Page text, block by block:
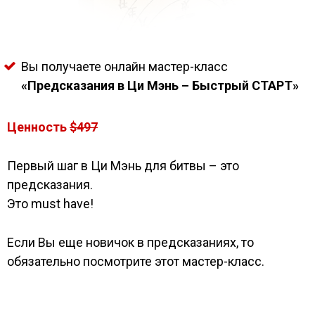
Вы получаете онлайн мастер-класс
«Предсказания в Ци Мэнь – Быстрый СТАРТ»
Ценность$497
Первый шаг в Ци Мэнь для битвы – это
предсказания.
Это must have!
Если Вы еще новичок в предсказаниях, то
обязательно посмотрите этот мастер-класс.